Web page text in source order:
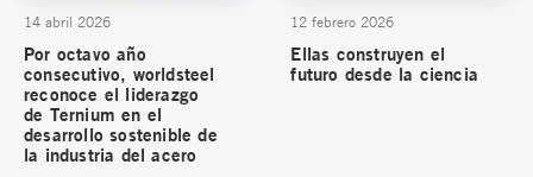
14 abril 2026
Por octavo año
consecutivo, worldsteel
reconoce el liderazgo
de Ternium en el
desarrollo sostenible de
la industria del acero
12 febrero 2026
Ellas construyen el
futuro desde la ciencia